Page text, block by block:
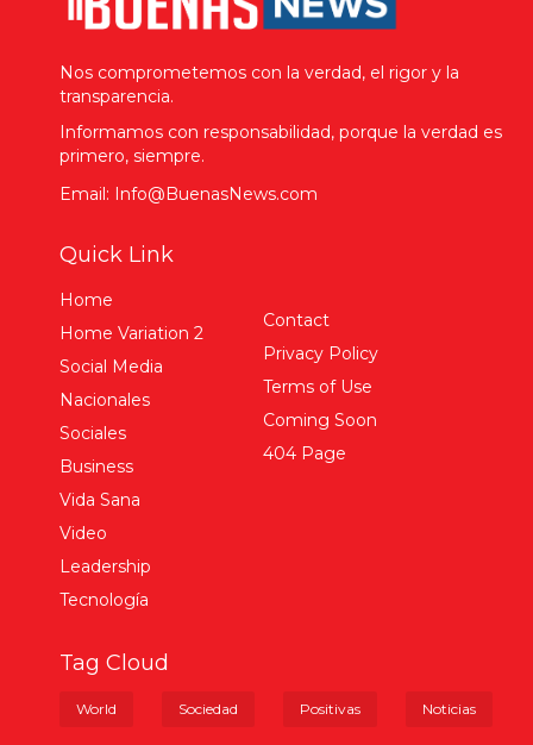
Nos comprometemos con la verdad, el rigor y la
transparencia.
Informamos con responsabilidad, porque la verdad es
primero, siempre.
Email: Info@BuenasNews.com
Quick Link
Home
Home Variation 2
Social Media
Nacionales
Sociales
Business
Vida Sana
Video
Leadership
Tecnología
Contact
Privacy Policy
Terms of Use
Coming Soon
404 Page
Tag Cloud
World Sociedad Positivas Noticias